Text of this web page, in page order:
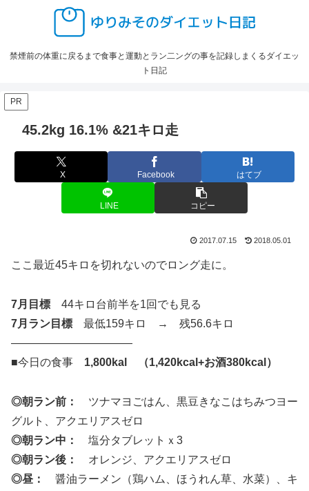
禁煙前の体重に戻るまで食事と運動とラン二ングの事を記録しまくるダイエッ
ト日記
PR
45.2kg 16.1% &21キロ走
X Facebook はてブ
LINE コピー
2017.07.15 2018.05.01
ここ最近45キロを切れないのでロング走に。
7月目標 44キロ台前半を1回でも見る
7月ラン目標 最低159キロ → 残56.6キロ
———————————
■今日の食事 1,800kal （1,420kcal+お酒380kcal）
◎朝ラン前：
ツナマヨごはん、黒豆きなこはちみつヨー
グルト、アクエリアスゼロ
◎朝ラン中：
塩分タブレットｘ3
◎朝ラン後：
オレンジ、アクエリアスゼロ
◎昼：
醤油ラーメン（鶏ハム、ほうれん草、水菜）、キ